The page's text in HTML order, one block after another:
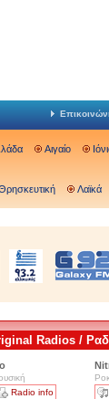
Αιγαίο
Λαϊκά
Radios /
Radio info